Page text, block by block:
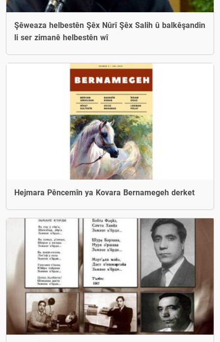
Şêweaza helbestên Şêx Nûrî Şêx Salih û balkêşandin
li ser zimanê helbestên wî
Hejmara Pêncemîn ya Kovara Bernamegeh derket